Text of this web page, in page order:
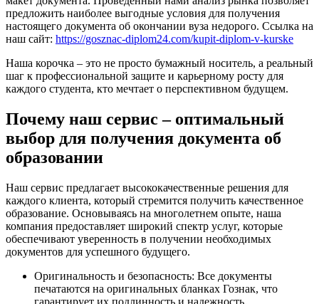
предложить наиболее выгодные условия для получения
настоящего документа об окончании вуза недорого. Ссылка на
наш сайт: https://gosznac-diplom24.com/kupit-diplom-v-kurske
Наша корочка – это не просто бумажный носитель, а реальный
шаг к профессиональной защите и карьерному росту для
каждого студента, кто мечтает о перспективном будущем.
Почему наш сервис – оптимальный
выбор для получения документа об
образовании
Наш сервис предлагает высококачественные решения для
каждого клиента, который стремится получить качественное
образование. Основываясь на многолетнем опыте, наша
компания предоставляет широкий спектр услуг, которые
обеспечивают уверенность в получении необходимых
документов для успешного будущего.
Оригинальность и безопасность: Все документы
печатаются на оригинальных бланках Гознак, что